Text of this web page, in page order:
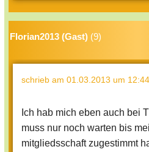
Florian2013 (Gast) (9)
schrieb am 01.03.2013 um
Ich hab mich eben auch bei
muss nur noch warten bis
mitgliedsschaft zugestimmt